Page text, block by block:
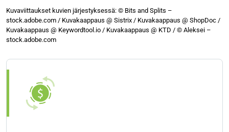
Kuvaviittaukset kuvien järjestyksessä: © Bits and Splits –
stock.adobe.com / Kuvakaappaus @ Sistrix / Kuvakaappaus @ ShopDoc /
Kuvakaappaus @ Keywordtool.io / Kuvakaappaus @ KTD / © Aleksei –
stock.adobe.com